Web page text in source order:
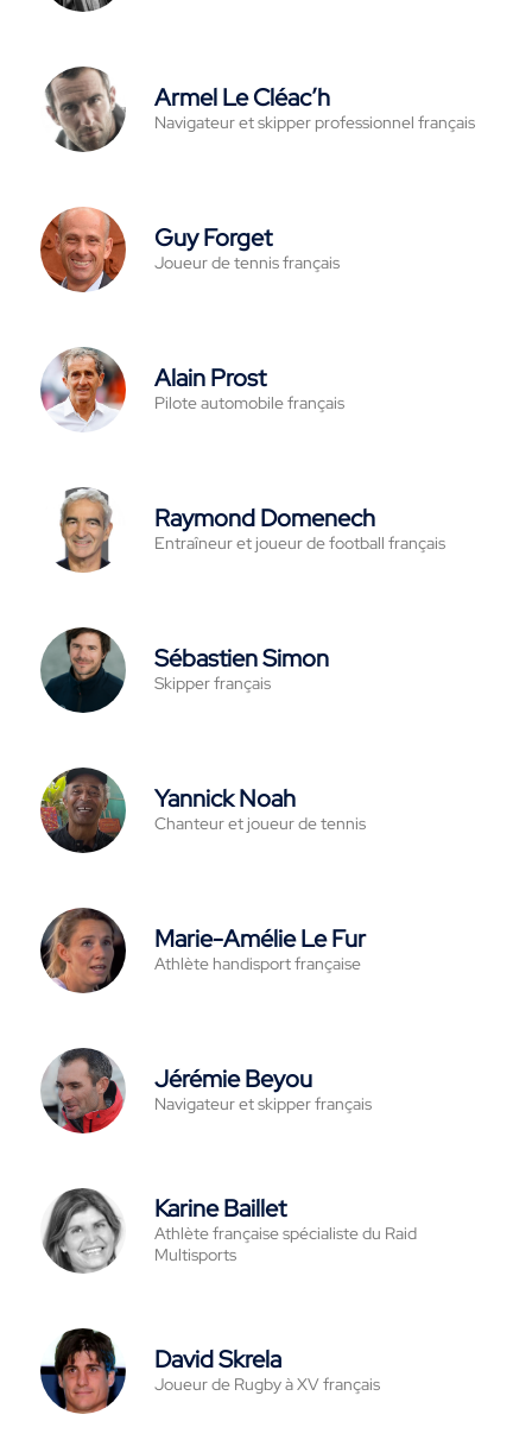
Armel Le Cléac’h
Navigateur et skipper professionnel français
Guy Forget
Joueur de tennis français
Alain Prost
Pilote automobile français
Raymond Domenech
Entraîneur et joueur de football français
Sébastien Simon
Skipper français
Yannick Noah
Chanteur et joueur de tennis
Marie-Amélie Le Fur
Athlète handisport française
Jérémie Beyou
Navigateur et skipper français
Karine Baillet
Athlète française spécialiste du Raid
Multisports
David Skrela
Joueur de Rugby à XV français